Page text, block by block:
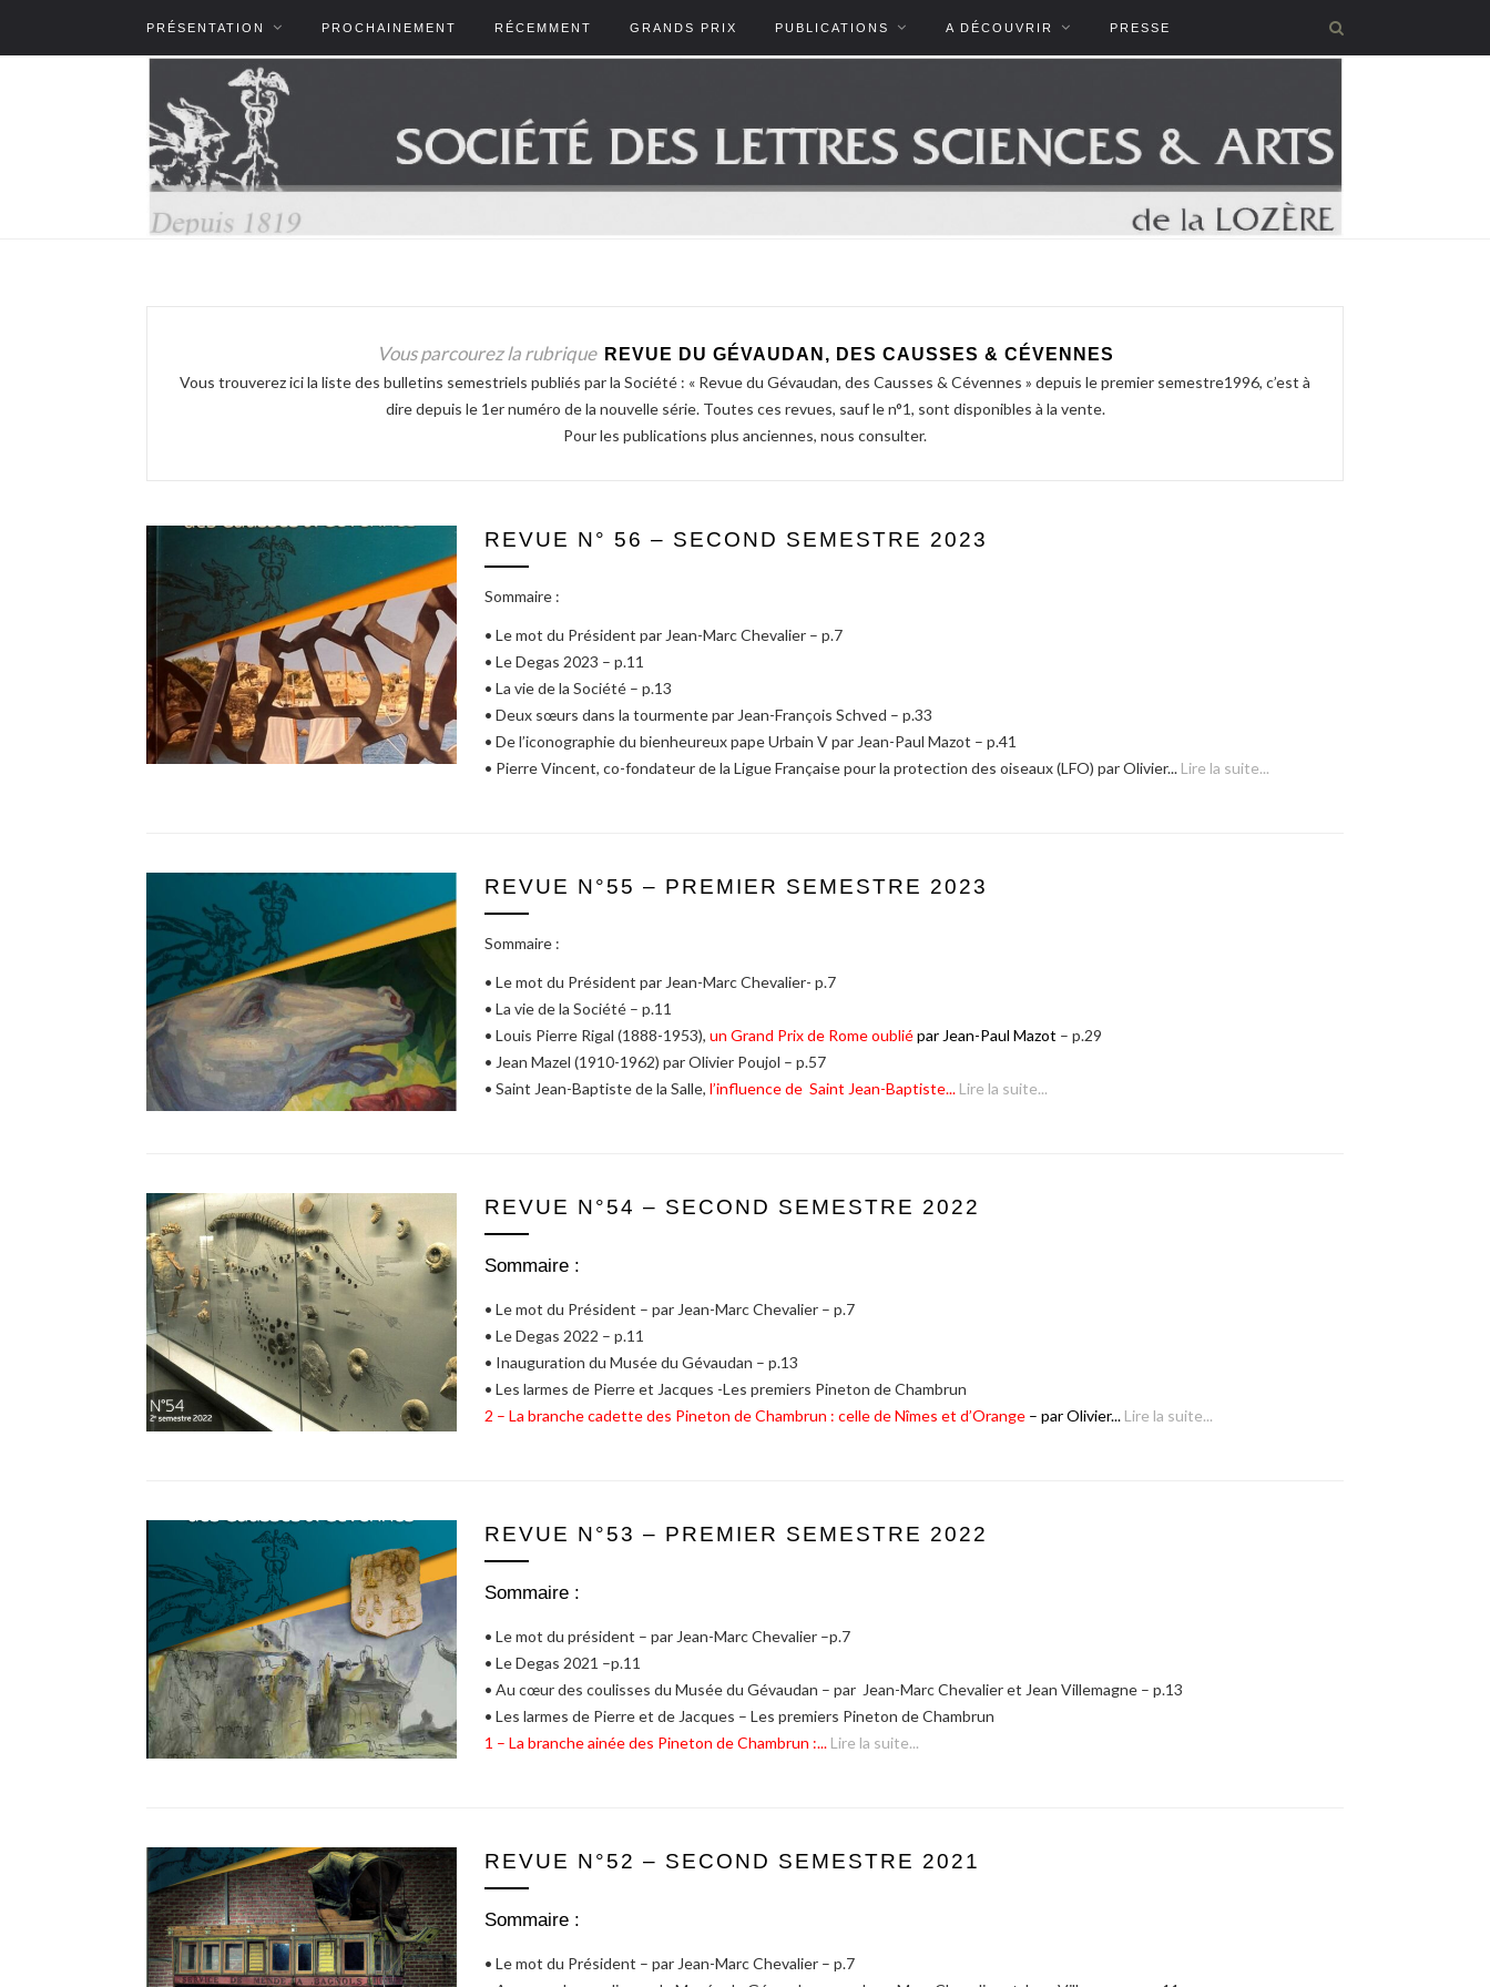
PRÉSENTATION PROCHAINEMENT RÉCEMMENT GRANDS PRIX PUBLICATIONS A DÉCOUVRIR PRESSE
Vous parcourez la rubrique
REVUE DU GÉVAUDAN, DES CAUSSES & CÉVENNES
Vous trouverez ici la liste des bulletins semestriels publiés par la Société : « Revue du Gévaudan, des Causses & Cévennes » depuis le premier semestre1996, c’est à
dire depuis le 1er numéro de la nouvelle série. Toutes ces revues, sauf le n°1, sont disponibles à la vente.
Pour les publications plus anciennes, nous consulter.
REVUE N° 56 – SECOND SEMESTRE 2023
Sommaire :
• Le mot du Président par Jean-Marc Chevalier – p.7
• Le Degas 2023 – p.11
• La vie de la Société – p.13
• Deux sœurs dans la tourmente par Jean-François Schved – p.33
• De l’iconographie du bienheureux pape Urbain V par Jean-Paul Mazot – p.41
• Pierre Vincent, co-fondateur de la Ligue Française pour la protection des oiseaux (LFO) par Olivier... Lire la suite...
REVUE N°55 – PREMIER SEMESTRE 2023
Sommaire :
• Le mot du Président par Jean-Marc Chevalier- p.7
• La vie de la Société – p.11
• Louis Pierre Rigal (1888-1953), un Grand Prix de Rome oubliépar Jean-Paul Mazot – p.29
• Jean Mazel (1910-1962) par Olivier Poujol – p.57
• Saint Jean-Baptiste de la Salle, l’influence de Saint Jean-Baptiste... Lire la suite...
REVUE N°54 – SECOND SEMESTRE 2022
Sommaire :
• Le mot du Président – par Jean-Marc Chevalier – p.7
• Le Degas 2022 – p.11
• Inauguration du Musée du Gévaudan – p.13
• Les larmes de Pierre et Jacques -Les premiers Pineton de Chambrun
2 – La branche cadette des Pineton de Chambrun : celle de Nîmes et d’Orange – par Olivier... Lire la suite...
REVUE N°53 – PREMIER SEMESTRE 2022
Sommaire :
• Le mot du président – par Jean-Marc Chevalier –p.7
• Le Degas 2021 –p.11
• Au cœur des coulisses du Musée du Gévaudan – par Jean-Marc Chevalier et Jean Villemagne – p.13
• Les larmes de Pierre et de Jacques – Les premiers Pineton de Chambrun
1 – La branche ainée des Pineton de Chambrun :... Lire la suite...
REVUE N°52 – SECOND SEMESTRE 2021
Sommaire :
• Le mot du Président – par Jean-Marc Chevalier – p.7